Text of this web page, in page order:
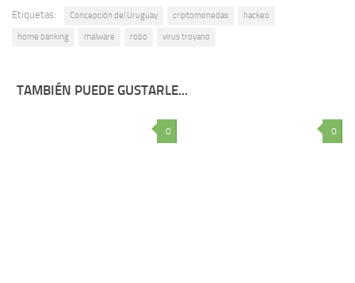
Etiquetas: Concepción del Uruguay criptomonedas hackeo
home banking malware robo virus troyano
TAMBIÉN PUEDE GUSTARLE...
0 0